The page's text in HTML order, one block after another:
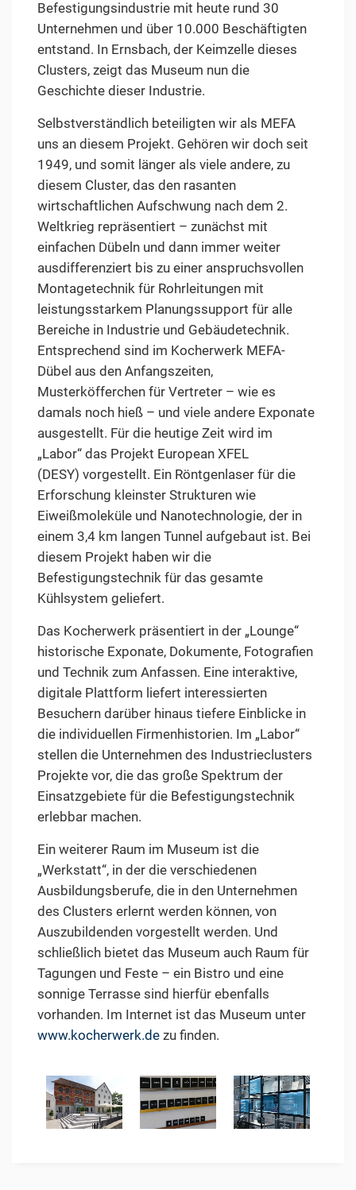
Befestigungsindustrie mit heute rund 30
Unternehmen und über 10.000 Beschäftigten
entstand. In Ernsbach, der Keimzelle dieses
Clusters, zeigt das Museum nun die
Geschichte dieser Industrie.
Selbstverständlich beteiligten wir als MEFA
uns an diesem Projekt. Gehören wir doch seit
1949, und somit länger als viele andere, zu
diesem Cluster, das den rasanten
wirtschaftlichen Aufschwung nach dem 2.
Weltkrieg repräsentiert – zunächst mit
einfachen Dübeln und dann immer weiter
ausdifferenziert bis zu einer anspruchsvollen
Montagetechnik für Rohrleitungen mit
leistungsstarkem Planungssupport für alle
Bereiche in Industrie und Gebäudetechnik.
Entsprechend sind im Kocherwerk MEFA-
Dübel aus den Anfangszeiten,
Musterköfferchen für Vertreter – wie es
damals noch hieß – und viele andere Exponate
ausgestellt. Für die heutige Zeit wird im
„Labor“ das Projekt European XFEL
(DESY) vorgestellt. Ein Röntgenlaser für die
Erforschung kleinster Strukturen wie
Eiweißmoleküle und Nanotechnologie, der in
einem 3,4 km langen Tunnel aufgebaut ist. Bei
diesem Projekt haben wir die
Befestigungstechnik für das gesamte
Kühlsystem geliefert.
Das Kocherwerk präsentiert in der „Lounge“
historische Exponate, Dokumente, Fotografien
und Technik zum Anfassen. Eine interaktive,
digitale Plattform liefert interessierten
Besuchern darüber hinaus tiefere Einblicke in
die individuellen Firmenhistorien. Im „Labor“
stellen die Unternehmen des Industrieclusters
Projekte vor, die das große Spektrum der
Einsatzgebiete für die Befestigungstechnik
erlebbar machen.
Ein weiterer Raum im Museum ist die
„Werkstatt“, in der die verschiedenen
Ausbildungsberufe, die in den Unternehmen
des Clusters erlernt werden können, von
Auszubildenden vorgestellt werden. Und
schließlich bietet das Museum auch Raum für
Tagungen und Feste – ein Bistro und eine
sonnige Terrasse sind hierfür ebenfalls
vorhanden. Im Internet ist das Museum unter
www.kocherwerk.de zu finden.